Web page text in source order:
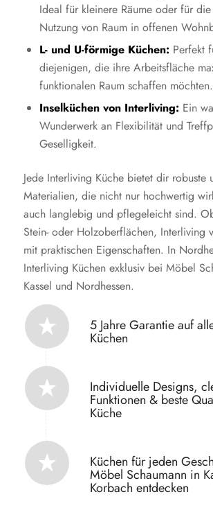
Ideal für kleinere Räume oder für
Nutzung von Raum in offenen
L- und U-förmige Küchen: Perfekt
diejenigen, die ihre Arbeitsfläche
funktionalen Raum schaffen möchten.
Inselküchen von Interliving: Ein
Wunderwerk an Flexibilität und
Geselligkeit.
Jede Interliving Küche bietet dir robuste
Materialien, die nicht nur hochwertig
auch langlebig und pflegeleicht sind.
Stein- oder Holzoberflächen, Interliving
mit praktischen Eigenschaften. In
Interliving Küchen exklusiv bei Möbel
Kassel und Nordhessen.
5 Jahre Garantie auf
Küchen
Individuelle Designs,
Funktionen & beste
Küche
Küchen für jeden
Möbel Schaumann in
Korbach entdecken